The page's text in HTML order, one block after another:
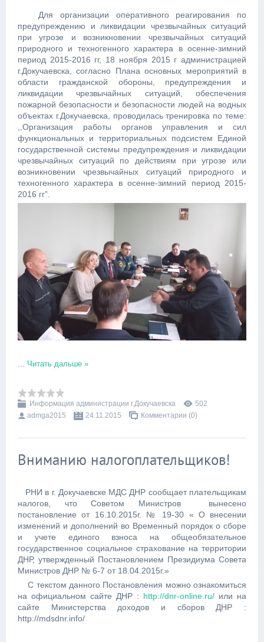
Для организации оперативного реагирования по
предупреждению и ликвидации чрезвычайных ситуаций
при угрозе и возникновении чрезвычайных ситуаций
природного и техногенного характера в осенне-зимний
период 2015-2016 гг, 18 ноября 2015 г администрацией
г.Докучаевска, согласно Плана основных мероприятий в
области гражданской обороны, предупреждения и
ликвидации чрезвычайных ситуаций, обеспечения
пожарной безопасности и безопасности людей на водных
объектах г.Докучаевска, проводилась тренировка по теме:
,,Организация работы органов управления и сил
функциональных и территориальных подсистем Единой
государственной системы предупреждения и ликвидации
чрезвычайных ситуаций по действиям при угрозе или
возникновении чрезвычайных ситуаций природного и
техногенного характера в осенне-зимний период 2015-
2016 гг”.
Читать дальше »
Информация администрации г.Докучаевска
502
admga2015
24.11.2015 Комментарии (0)
Вниманию налогоплательщиков!
РНИ в г. Докучаевске МДС ДНР сообщает плательщикам
налогов, что Советом Министров вынесено
постановление от 16.10.2015г. № 19-30 « О внесении
изменений и дополнений во Временный порядок о сборе
и учете единого взноса на общеобязательное
государственное социальное страхование на территории
ДНР, утвержденный Постановлением Президиума Совета
Министров ДНР № 6-7 от 18.04.2015г.»
С текстом данного Постановления можно ознакомиться
на официальном сайте ДНР : http://dnr-online.ru/ или на
сайте Министерства доходов и сборов ДНР :
http://mdsdnr.info/